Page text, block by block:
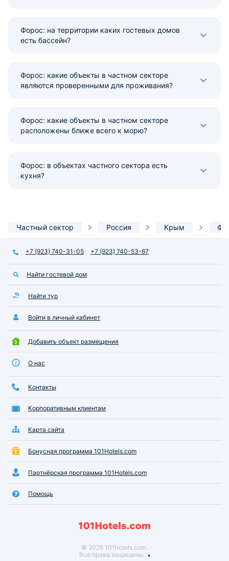
Форос: на территории каких гостевых домов
есть бассейн?
Форос: какие объекты в частном секторе
являются проверенными для проживания?
Форос: какие объекты в частном секторе
расположены ближе всего к морю?
Форос: в объектах частного сектора есть
кухня?
Частный сектор Россия Крым
+7 (923) 740-31-05 +7 (923) 740-53-67
Найти гостевой дом
Найти тур
Войти в личный кабинет
Добавить объект размещения
О нас
Контакты
Корпоративным клиентам
Карта сайта
Бонусная программа 101Hotels.com
Партнёрская программа 101Hotels.com
Помощь
© 2026 101hotels.com.
Все права защищены.